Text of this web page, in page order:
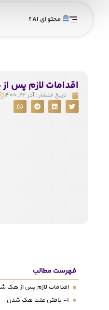
محتوای AI؟
اقدامات لازم پس
تاریخ انتشار : آذر ۲۴, ۱۴۰۰
فهرست مطالب
اقدامات لازم پس از هک
1- یافتن علت هک شدن